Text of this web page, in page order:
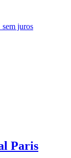
sem juros
Paris